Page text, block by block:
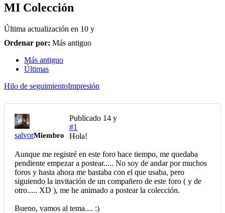
MI Colección
Última actualización en 10 y
Ordenar por: Más antiguo
Más antiguo
Últimas
Hilo de seguimientoImpresión
salvorMiembro
Publicado 14 y
#1
Hola!
Aunque me registré en este foro hace tiempo, me quedaba
pendiente empezar a postear..... No soy de andar por muchos
foros y hasta ahora me bastaba con el que usaba, pero
siguiendo la invitación de un compañero de este foro ( y de
otro..... XD ), me he animado a postear la colección.
Bueno, vamos al tema.... :)